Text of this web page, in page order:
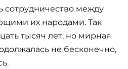
сотрудничество между
их народами. Так
тысяч лет, но мирная
не бесконечно,